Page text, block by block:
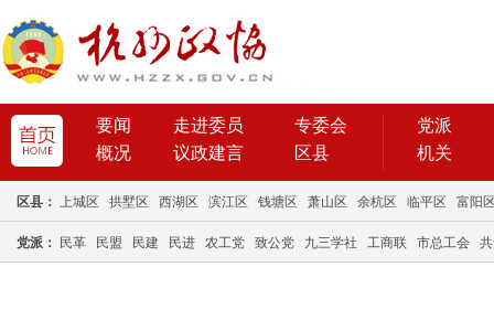
要闻 走进委员
专委会
概况
议政建言 区县
党派
机关
区县： 上城区 拱墅区 西湖区 滨江区 钱塘区 萧山区 余杭区 临平区 富阳
党派： 民革 民盟 民建 民进 农工党 致公党 九三学社 工商联 市总工会